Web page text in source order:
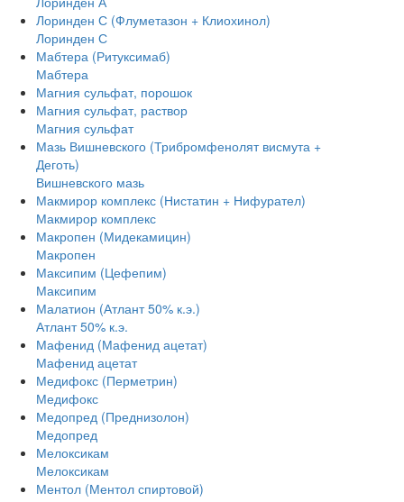
Лоринден С (Флуметазон + Клиохинол)
Лоринден С
Мабтера (Ритуксимаб)
Мабтера
Магния сульфат, порошок
Магния сульфат, раствор
Магния сульфат
Мазь Вишневского (Трибромфенолят висмута +
Деготь)
Вишневского мазь
Макмирор комплекс (Нистатин + Нифурател)
Макмирор комплекс
Макропен (Мидекамицин)
Макропен
Максипим (Цефепим)
Максипим
Малатион (Атлант 50% к.э.)
Атлант 50% к.э.
Мафенид (Мафенид ацетат)
Мафенид ацетат
Медифокс (Перметрин)
Медифокс
Медопред (Преднизолон)
Медопред
Мелоксикам
Мелоксикам
Ментол (Ментол спиртовой)